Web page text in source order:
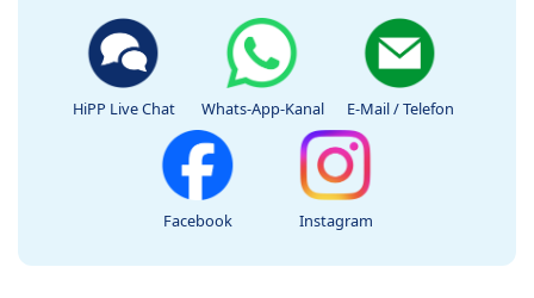
HiPP Live Chat Whats-App-Kanal E-Mail / Telefon
Facebook Instagram